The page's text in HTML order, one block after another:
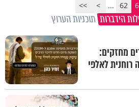
62
...
>
>>
הידברות תוכניות הערוץ
מחזקים:
לאלפי